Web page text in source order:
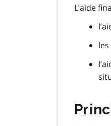
L’aide